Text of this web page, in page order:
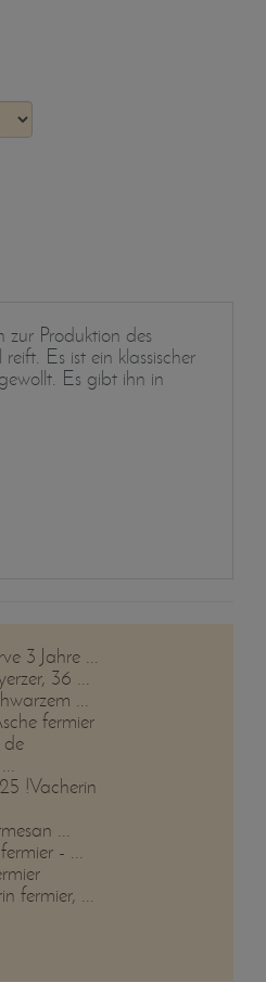
Produktion des
Es ist ein klassischer
Es gibt ihn in
3 Jahre ...
36 ...
...
fermier
!Vacherin
...
- ...
fermier, ...